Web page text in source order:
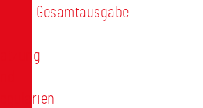
Gesamtausgabe
Satzung
Regularien